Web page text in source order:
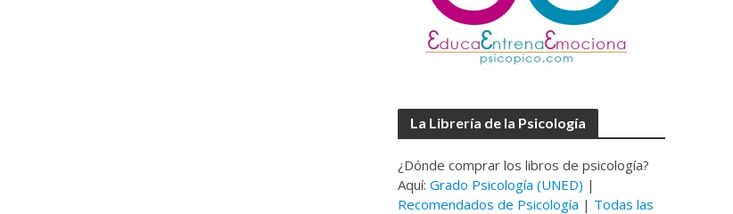
La Librería de la Psicología
¿Dónde comprar los libros de psicología?
Aquí:Grado Psicología (UNED) |
Recomendados de Psicología | Todas las